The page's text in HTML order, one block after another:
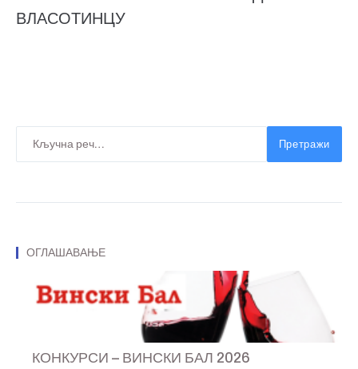
ВЛАСОТИНЦУ
Претражи
ОГЛАШАВАЊЕ
КОНКУРСИ – ВИНСКИ БАЛ 2026